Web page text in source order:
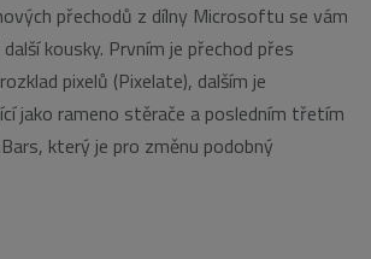
přechodů z dílny Microsoftu se vám
kousky. Prvním je přechod přes
pixelů (Pixelate), dalším je
jako rameno stěrače a posledním třetím
který je pro změnu podobný